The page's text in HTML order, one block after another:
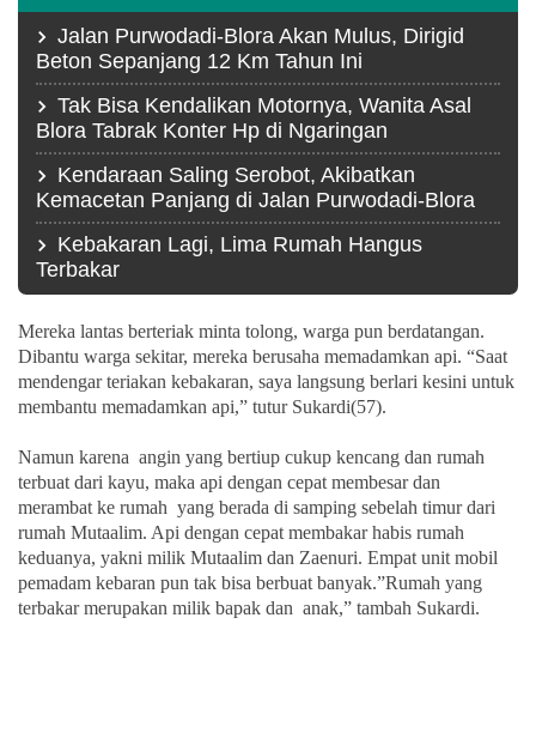
Jalan Purwodadi-Blora Akan Mulus, Dirigid
Beton Sepanjang 12 Km Tahun Ini
Tak Bisa Kendalikan Motornya, Wanita Asal
Blora Tabrak Konter Hp di Ngaringan
Kendaraan Saling Serobot, Akibatkan
Kemacetan Panjang di Jalan Purwodadi-Blora
Kebakaran Lagi, Lima Rumah Hangus
Terbakar
Mereka lantas berteriak minta tolong, warga pun berdatangan.
Dibantu warga sekitar, mereka berusaha memadamkan api. “Saat
mendengar teriakan kebakaran, saya langsung berlari kesini untuk
membantu memadamkan api,” tutur Sukardi(57).
Namun karena angin yang bertiup cukup kencang dan rumah
terbuat dari kayu, maka api dengan cepat membesar dan
merambat ke rumah yang berada di samping sebelah timur dari
rumah Mutaalim. Api dengan cepat membakar habis rumah
keduanya, yakni milik Mutaalim dan Zaenuri. Empat unit mobil
pemadam kebaran pun tak bisa berbuat banyak.”Rumah yang
terbakar merupakan milik bapak dan anak,” tambah Sukardi.